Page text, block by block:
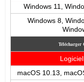
Windows 11,
Windows 8,
Télécharger
macOS 10.13,